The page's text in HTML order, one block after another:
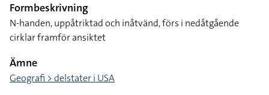
Formbeskrivning
N-handen, uppåtriktad och inåtvänd, förs i nedåtgående
cirklar framför ansiktet
Ämne
Geografi > delstater i USA